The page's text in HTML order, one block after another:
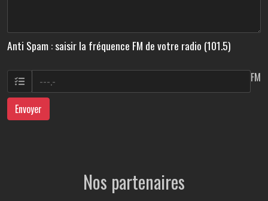
Anti Spam : saisir la fréquence FM de votre radio (101.5)
FM
Envoyer
Nos partenaires